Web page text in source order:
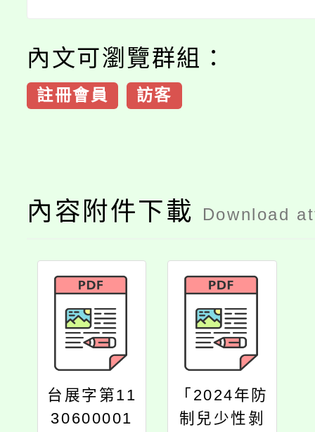
內文可瀏覽群組：
註冊會員 訪客
內容附件下載 Download
台展字第11
30600001
「2024年防
制兒少性剝